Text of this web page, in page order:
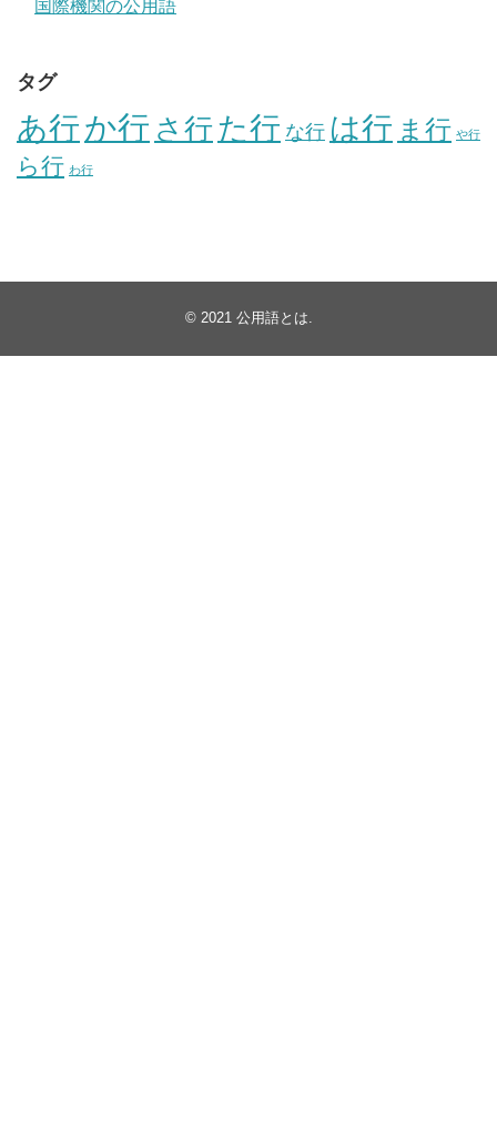
国際機関の公用語
タグ
あ行か行 さ行た行 な行 は行 ま行 や行
ら行 わ行
© 2021 公用語とは.